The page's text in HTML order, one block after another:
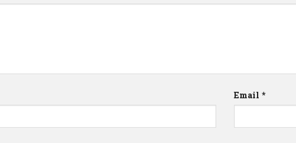
Email *